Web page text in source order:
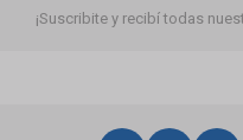
¡Suscribite y recibí todas